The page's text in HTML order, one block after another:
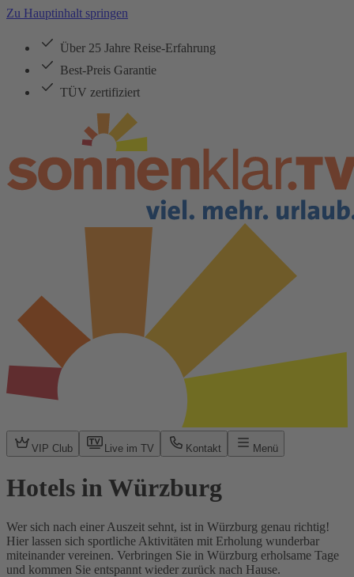
Zu Hauptinhalt springen
Über 25 Jahre Reise-Erfahrung
Best-Preis Garantie
TÜV zertifiziert
VIP Club Live im TV Kontakt Menü
Hotels in Würzburg
Wer sich nach einer Auszeit sehnt, ist in Würzburg genau richtig!
Hier lassen sich sportliche Aktivitäten mit Erholung wunderbar
miteinander vereinen. Verbringen Sie in Würzburg erholsame Tage
und kommen Sie entspannt wieder zurück nach Hause.